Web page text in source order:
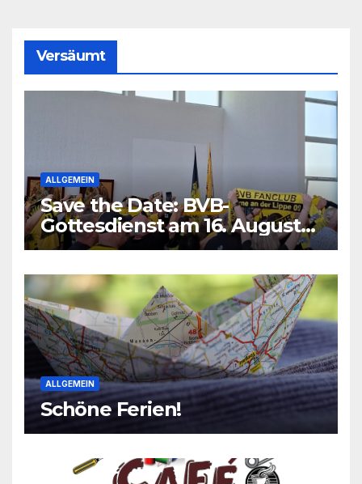
Versäumt
ALLGEMEIN
Save the Date: BVB-
Gottesdienst am 16. August
2026
ALLGEMEIN
Schöne Ferien!